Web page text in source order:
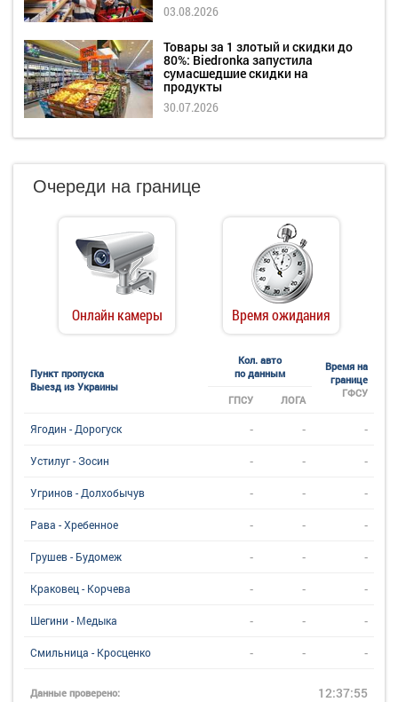
03.08.2026
Товары за 1 злотый и скидки до
80%: Biedronka запустила
сумасшедшие скидки на
продукты
30.07.2026
Очереди на границе
Онлайн камеры Время ожидания
Пункт пропуска
Выезд из Украины
Кол. авто
по данным
Время на
границе
ГФСУ
ГПСУ ЛОГА
Ягодин - Дорогуск - - -
Устилуг - Зосин - - -
Угринов - Долхобычув - - -
Рава - Хребенное - - -
Грушев - Будомеж - - -
Краковец - Корчева - - -
Шегини - Медыка - - -
Смильница - Кросценко - - -
Данные проверено: 12:37:55